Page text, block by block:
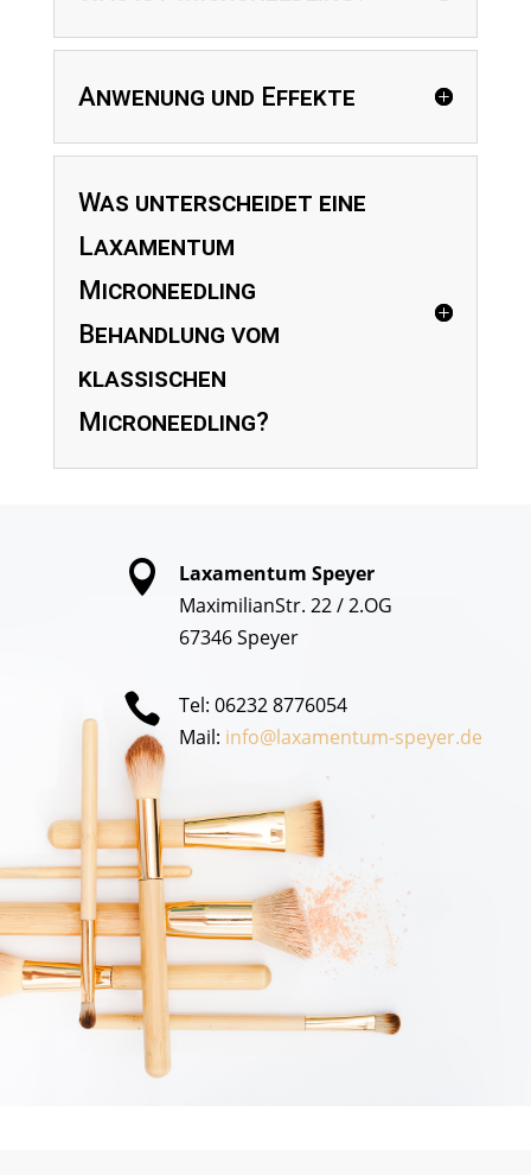
Anwenung und Effekte
Was unterscheidet eine
Laxamentum
Microneedling
Behandlung vom
klassischen
Microneedling?

Laxamentum Speyer
MaximilianStr. 22 / 2.OG
67346 Speyer​

Tel: 06232 8776054
Mail: info@laxamentum-speyer.de